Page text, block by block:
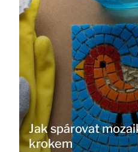
Jak spárovat
krokem